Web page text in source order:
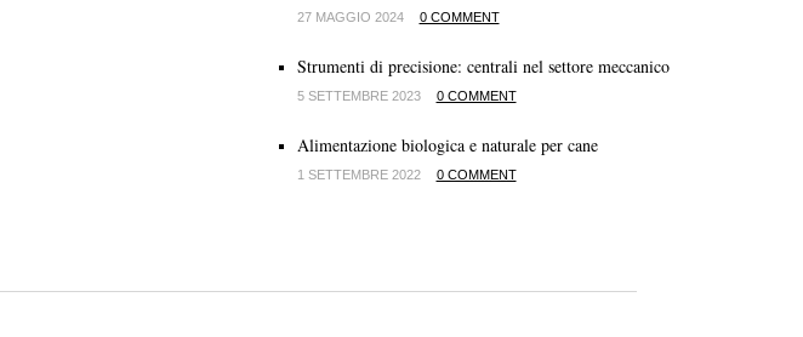
27 MAGGIO 2024 0 COMMENT
Strumenti di precisione: centrali nel settore meccanico
5 SETTEMBRE 2023 0 COMMENT
Alimentazione biologica e naturale per cane
1 SETTEMBRE 2022 0 COMMENT